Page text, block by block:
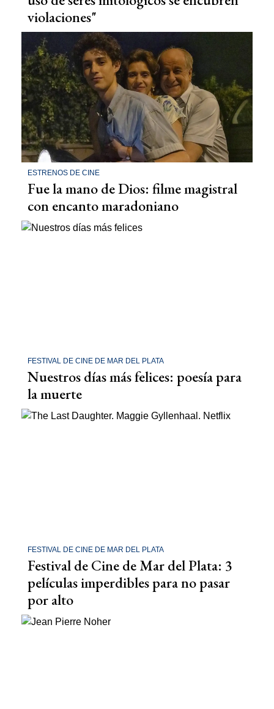
violaciones"
ESTRENOS DE CINE
Fue la mano de Dios: filme magistral
con encanto maradoniano
FESTIVAL DE CINE DE MAR DEL PLATA
Nuestros días más felices: poesía para
la muerte
FESTIVAL DE CINE DE MAR DEL PLATA
Festival de Cine de Mar del Plata: 3
películas imperdibles para no pasar
por alto